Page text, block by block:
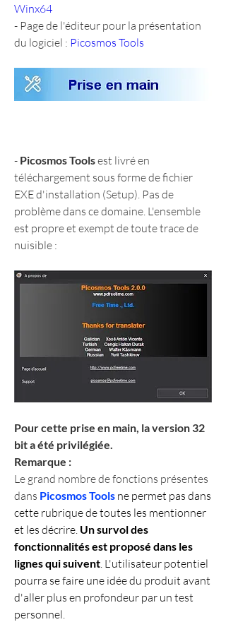
Winx64
- Page de l'éditeur pour la présentation
du logiciel : Picosmos Tools
- Picosmos Tools est livré en
téléchargement sous forme de fichier
EXE d'installation (Setup). Pas de
problème dans ce domaine. L'ensemble
est propre et exempt de toute trace de
nuisible :
Pour cette prise en main, la version 32
bit a été privilégiée.
Remarque :
Le grand nombre de fonctions présentes
dans Picosmos Tools ne permet pas dans
cette rubrique de toutes les mentionner
et les décrire. Un survol des
fonctionnalités est proposé dans les
lignes qui suivent . L'utilisateur potentiel
pourra se faire une idée du produit avant
d'aller plus en profondeur par un test
personnel.